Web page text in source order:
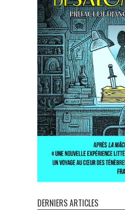
DERNIERS ARTICLES